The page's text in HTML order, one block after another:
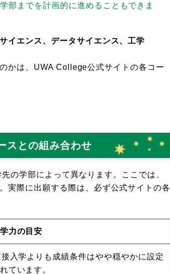
部までを計画的に進めることもできま
イエンス、データサイエンス、工学
かは、UWA College公式サイトの各コー
スとの組み合わせ
の学部によって異なります。ここでは、
実際に出願する際は、必ず公式サイトの各
学力の目安
入学よりも成績条件はやや穏やかに設定
ています。